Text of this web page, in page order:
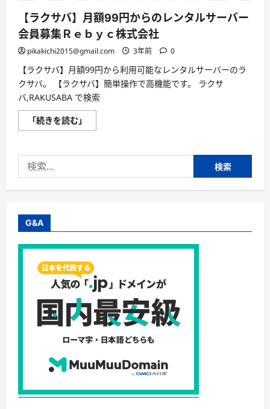
マ
ス
オ
ブ
メ
カ
に
つ
い
て
さ
に
【ラクサバ】月額99円からのレンタルサーバー
会員募集Ｒｅｂｙｃ株式会社
pikakichi2015@gmail.com 3年前 0
【ラクサバ】月額99円から利用可能なレンタルサーバーのラ
クサバ。 【ラクサバ】簡単操作で高機能です。 ラクサ
バ,RAKUSABA で検索
「続きを読む」
ク
月
円
タ
サ
バ
ー
会
員
集
Ｒ
ｅ
ｂ
ｙ
ｃ
式
会
に
つ
索:
G&A